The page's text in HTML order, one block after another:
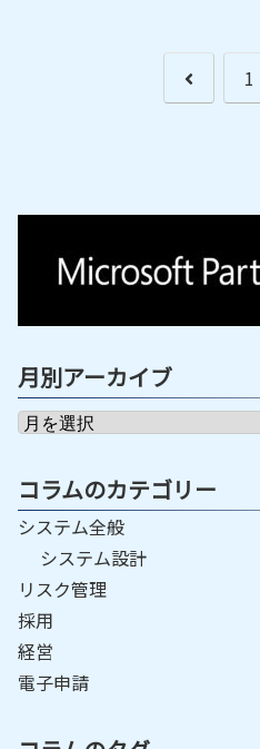
前
1
月別アーカイブ
コラムのカテゴリー
システム全般
システム設計
リスク管理
採用
経営
電子申請